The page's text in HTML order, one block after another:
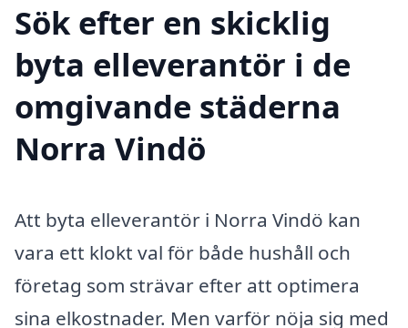
Sök efter en skicklig
byta elleverantör i de
omgivande städerna
Norra Vindö
Att byta elleverantör i Norra Vindö kan
vara ett klokt val för både hushåll och
företag som strävar efter att optimera
sina elkostnader. Men varför nöja sig med